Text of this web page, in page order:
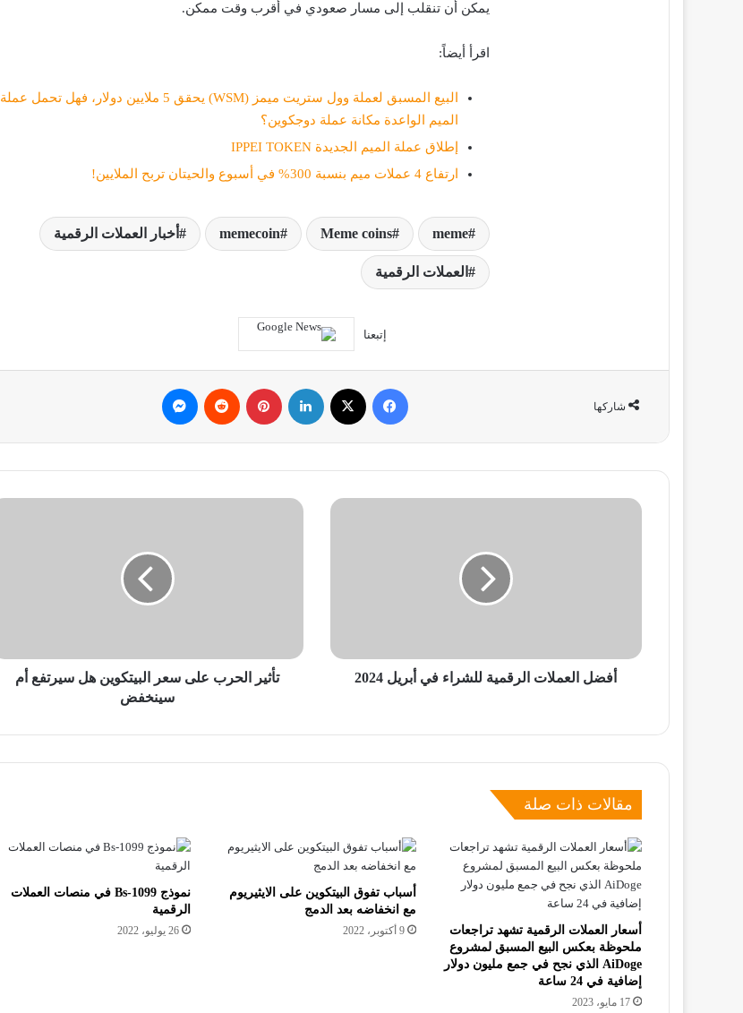
يمكن أن تنقلب إلى مسار صعودي في أقرب وقت ممكن.
اقرأ أيضاً:
البيع المسبق لعملة وول ستريت ميمز (WSM) يحقق 5 ملايين دولار، فهل تحمل عملة
الميم الواعدة مكانة عملة دوجكوين؟
إطلاق عملة الميم الجديدة IPPEI TOKEN
ارتفاع 4 عملات ميم بنسبة 300% في أسبوع والحيتان تربح الملايين!
meme
Meme coins
memecoin أخبار العملات الرقمية
العملات الرقمية
إتبعنا
شاركها
فيسبوك لينكدإن بينتيريست
أفضل
أفضل العملات الرقمية للشراء في أبريل 2024
تأثير
سينخفض
تأثير الحرب على سعر البيتكوين هل سيرتفع أم
سينخفض
مقالات ذات صلة
أسعار العملات الرقمية تشهد تراجعات
ملحوظة بعكس البيع المسبق لمشروع
AiDoge الذي نجح في جمع مليون دولار
إضافية في 24 ساعة
17 مايو، 2023
أسباب تفوق البيتكوين على الايثيريوم
مع انخفاضه بعد الدمج
9 أكتوبر، 2022
نموذج 1099-Bs في منصات العملات
الرقمية
26 يوليو، 2022